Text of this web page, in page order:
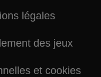
légales
des jeux
et cookies